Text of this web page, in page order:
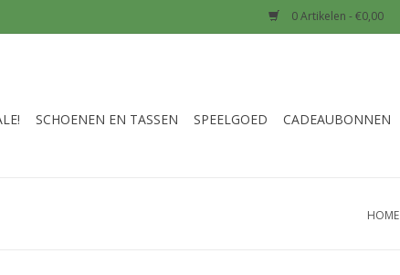
0 Artikelen - €0,00
SCHOENEN EN TASSEN SPEELGOED CADEAUBONNEN
HOME